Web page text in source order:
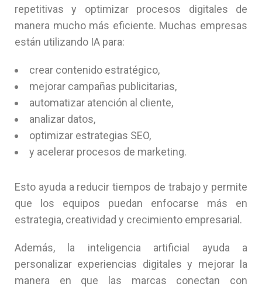
repetitivas y optimizar procesos digitales de
manera mucho más eficiente. Muchas empresas
están utilizando IA para:
crear contenido estratégico,
mejorar campañas publicitarias,
automatizar atención al cliente,
analizar datos,
optimizar estrategias SEO,
y acelerar procesos de marketing.
Esto ayuda a reducir tiempos de trabajo y permite
que los equipos puedan enfocarse más en
estrategia, creatividad y crecimiento empresarial.
Además, la inteligencia artificial ayuda a
personalizar experiencias digitales y mejorar la
manera en que las marcas conectan con